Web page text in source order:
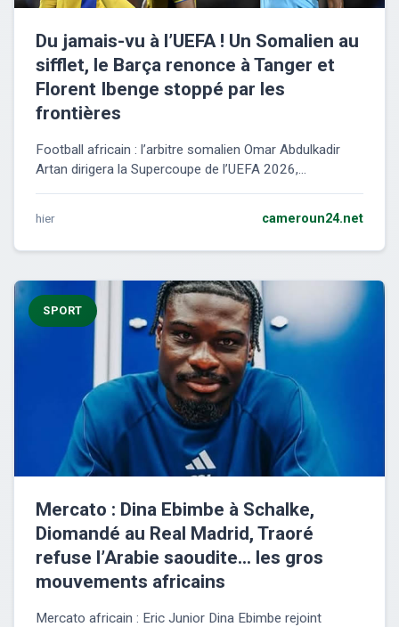
Du jamais-vu à l’UEFA ! Un Somalien au
sifflet, le Barça renonce à Tanger et
Florent Ibenge stoppé par les
frontières
Football africain : l’arbitre somalien Omar Abdulkadir
Artan dirigera la Supercoupe de l’UEFA 2026,...
hier cameroun24.net
SPORT
Mercato : Dina Ebimbe à Schalke,
Diomandé au Real Madrid, Traoré
refuse l’Arabie saoudite… les gros
mouvements africains
Mercato africain : Eric Junior Dina Ebimbe rejoint